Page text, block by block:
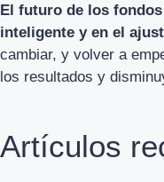
El futuro de los
inteligente y en el
cambiar, y volver a
los resultados y
Artículos